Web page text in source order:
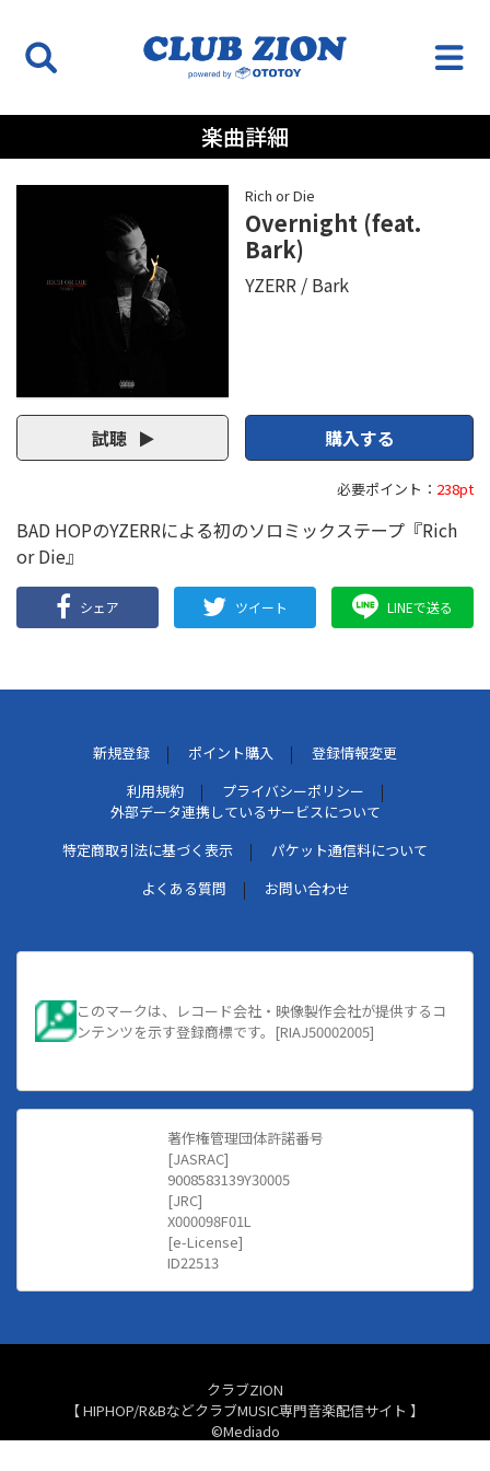
楽曲詳細
Rich or Die
Overnight (feat.
Bark)
YZERR Bark
試聴 購入する
必要ポイント： 238pt
BAD HOPのYZERRによる初のソロミックステープ『Rich
or Die』
シェア ツイート LINEで送る
新規登録 ポイント購入
登録情報変更
利用規約
プライバシーポリシー
外部データ連携しているサービスについて
特定商取引法に基づく表示
パケット通信料について
よくある質問
お問い合わせ
このマークは、レコード会社・映像製作会社が提供するコ
ンテンツを示す登録商標です。[RIAJ50002005]
著作権管理団体許諾番号
[JASRAC]
9008583139Y30005
[JRC]
X000098F01L
[e-License]
ID22513
クラブZION
【 HIPHOP/R&BなどクラブMUSIC専門音楽配信サイト 】
©Mediado